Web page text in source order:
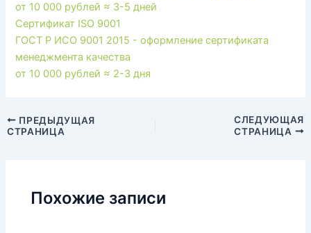
от 10 000 рублей ≈ 3-5 дней
Сертификат ISO 9001
ГОСТ Р ИСО 9001 2015 - оформление сертификата
менеджмента качества
от 10 000 рублей ≈ 2-3 дня
Навигация
по
ПРЕДЫДУЩАЯ
СТРАНИЦА
СЛЕДУЮЩАЯ
СТРАНИЦА
Похожие записи